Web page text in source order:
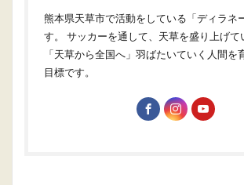
熊本県天草市で活動をしている「ディラネ
す。 サッカーを通して、天草を盛り上げて
「天草から全国へ」羽ばたいていく人間を
目標です。